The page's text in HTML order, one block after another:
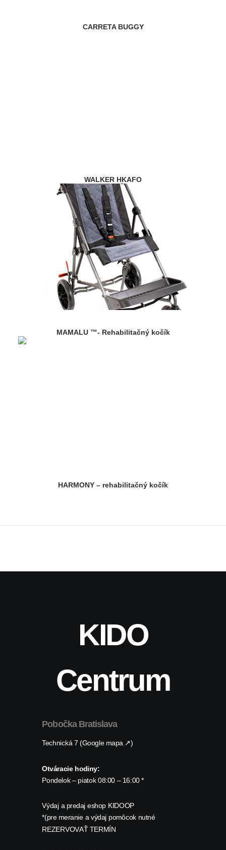
CARRETA BUGGY
WALKER HKAFO
MAMALU ™- Rehabilitačný kočík
HARMONY – rehabilitačný kočík
KIDO
Centrum
Pobočka Bratislava
Technická 7 (Google mapa ↗)
Otváracie hodiny:
Pondelok – piatok 08:00 – 16:00 *
Výdaj a predaj eshop KIDOOP
*(pre meranie a výdaj pomôcok nutné
REZERVOVAŤ TERMÍN